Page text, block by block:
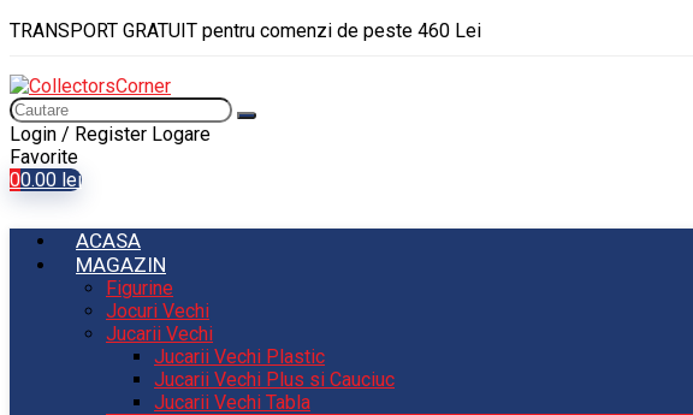
TRANSPORT GRATUIT pentru comenzi de peste 460 Lei
Login / Register Logare
Favorite
00.00 lei
ACASA
MAGAZIN
Figurine
Jocuri Vechi
Jucarii Vechi
Jucarii Vechi Plastic
Jucarii Vechi Plus si Cauciuc
Jucarii Vechi Tabla